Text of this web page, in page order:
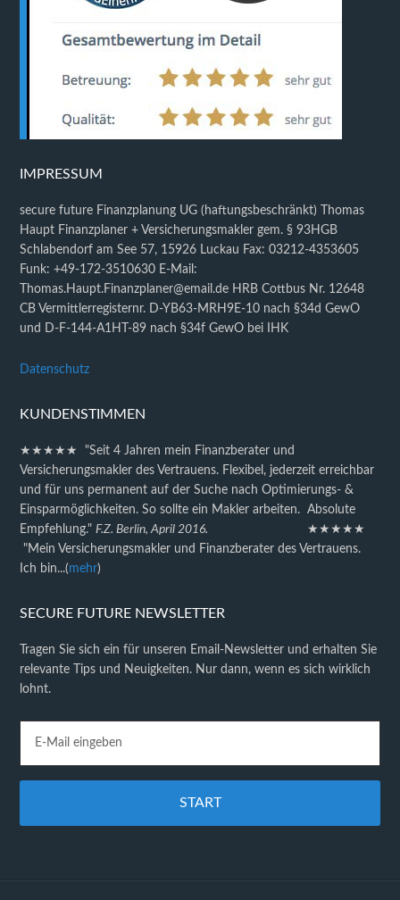
IMPRESSUM
secure future Finanzplanung UG (haftungsbeschränkt) Thomas
Haupt Finanzplaner + Versicherungsmakler gem. § 93HGB
Schlabendorf am See 57, 15926 Luckau Fax: 03212-4353605
Funk: +49-172-3510630 E-Mail:
Thomas.Haupt.Finanzplaner@email.de HRB Cottbus Nr. 12648
CB Vermittlerregisternr. D-YB63-MRH9E-10 nach §34d GewO
und D-F-144-A1HT-89 nach §34f GewO bei IHK
Datenschutz
KUNDENSTIMMEN
★★★★★ "Seit 4 Jahren mein Finanzberater und
Versicherungsmakler des Vertrauens. Flexibel, jederzeit erreichbar
und für uns permanent auf der Suche nach Optimierungs- &
Einsparmöglichkeiten. So sollte ein Makler arbeiten. Absolute
Empfehlung." F.Z. Berlin, April 2016. ★★★★★
"Mein Versicherungsmakler und Finanzberater des Vertrauens.
Ich bin...(mehr)
SECURE FUTURE NEWSLETTER
Tragen Sie sich ein für unseren Email-Newsletter und erhalten Sie
relevante Tips und Neuigkeiten. Nur dann, wenn es sich wirklich
lohnt.